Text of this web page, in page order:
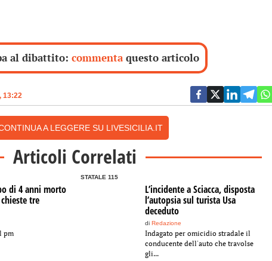
al dibattito:commentaquesto articolo
13:22
A LEGGERE SU LIVESICILIA.IT
Articoli Correlati
di 4 anni morto
tre
pm
STATALE 115
L’incidente a Sciacca, disposta
l’autopsia sul turista Usa
deceduto
diRedazione
Indagato per omicidio stradale il
conducente dell'auto che travolse
gli...